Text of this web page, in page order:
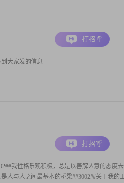
大家发的信息
打招呼
我性格乐观积极，总是以善解人意的态度
人与人之间最基本的桥梁##3002##关于我的
打招呼